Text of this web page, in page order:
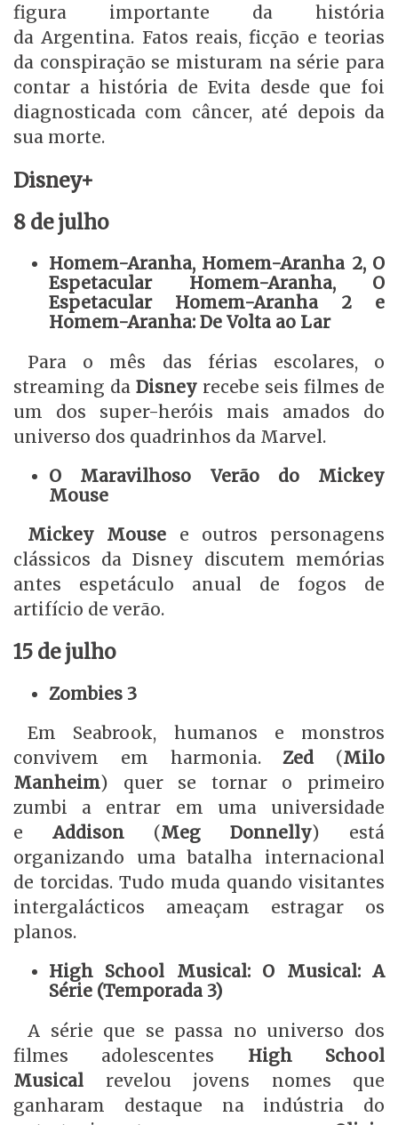
figura importante da história
da Argentina. Fatos reais, ficção e teorias
da conspiração se misturam na série para
contar a história de Evita desde que foi
diagnosticada com câncer, até depois da
sua morte.
Disney+
8 de julho
Homem-Aranha, Homem-Aranha 2, O
Espetacular Homem-Aranha, O
Espetacular Homem-Aranha 2 e
Homem-Aranha: De Volta ao Lar
Para o mês das férias escolares, o
streaming da Disney recebe seis filmes de
um dos super-heróis mais amados do
universo dos quadrinhos da Marvel.
O Maravilhoso Verão do Mickey
Mouse
Mickey Mouse e outros personagens
clássicos da Disney discutem memórias
antes espetáculo anual de fogos de
artifício de verão.
15 de julho
Zombies 3
Em Seabrook, humanos e monstros
convivem em harmonia.Zed (Milo
Manheim) quer se tornar o primeiro
zumbi a entrar em uma universidade
e Addison (Meg Donnelly) está
organizando uma batalha internacional
de torcidas. Tudo muda quando visitantes
intergalácticos ameaçam estragar os
planos.
High School Musical: O Musical: A
Série (Temporada 3)
A série que se passa no universo dos
filmes adolescentes High School
Musical revelou jovens nomes que
ganharam destaque na indústria do